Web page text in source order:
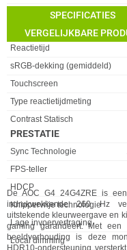
De AOC G4 24G4ZRE is
indrukwekkende 260 Hz
uitstekende kleurweergave en
gaming garandeert. Met
beeldverhouding is deze
SPECIFICATIES
VERGELIJKBARE
Reactietijd (MPRT)
Scherm resolutie
Reactietijd
sRGB-dekking (gemiddeld)
Touchscreen
Type reactietijdmeting
Contrast Statisch
PRESTATIE
Eigenschap Waarde
Sync Technologie
FPS-teller
HDCP
Knippervrije technologie
Lage invoervertraging
Local dimming